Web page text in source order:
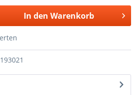
In den Warenkorb
193021